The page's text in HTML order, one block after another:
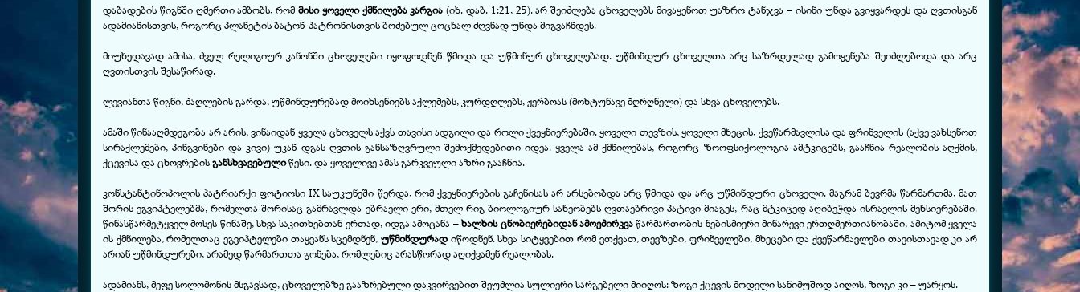
დაბადების წიგნში ღმერთი ამბობს, რომ მისი ყოველი ქმნილება კარგია (იხ. დაბ. 1:21, 25). არ შეიძლება ცხოველებს მივაყენოთ უაზრო ტანჯვა – ისინი უნდა გვიყვარდეს და ღვთისგან
ადამიანისთვის, როგორც პლანეტის ბატონ-პატრონისთვის ბოძებულ ცოცხალ ძღვნად უნდა მიგვაჩნდეს.
მიუხედავად ამისა, ძველ რელიგიურ კანონში ცხოველები იყოფოდნენ წმიდა და უწმინურ ცხოველებად. უწმინდურ ცხოველთა არც საზრდელად გამოყენება შეიძლებოდა და არც
ღვთისთვის შესაწირად.
ლევიანთა წიგნი, ძაღლების გარდა, უწმინდურებად მოიხსენიებს აქლემებს, კურდღლებს, ჟერბოას (მოხტუნავე მღრღნელი) და სხვა ცხოველებს.
ამაში წინააღმდეგობა არ არის, ვინაიდან ყველა ცხოველს აქვს თავისი ადგილი და როლი ქვეყნიერებაში. ყოველი თევზის, ყოველი მხეცის, ქვეწარმავლისა და ფრინველის (აქვე ვახსენოთ
სირაქლემები, პინგვინები და კივი) უკან დგას ღვთის განსაზღვრული შემოქმედებითი იდეა. ყველა ამ ქმნილებას, როგორც ზოოფსიქოლოგია ამტკიცებს, გააჩნია რეალობის აღქმის,
ქცევისა და ცხოვრებისგანსხვავებულიწესი. და ყოველივე ამას გარკვეული აზრი გააჩნია.
კონსტანტინოპოლის პატრიარქი ფოტიოსი IX საუკუნეში წერდა, რომ ქვეყნიერების გაჩენისას არ არსებობდა არც წმიდა და არც უწმინდური ცხოველი. მაგრამ ბევრმა წარმართმა, მათ
შორის ეგვიპტელებმა, რომელთა შორისაც გამრავლდა ებრაელი ერი, მთელ რიგ ბიოლოგიურ სახეობებს ღვთაებრივი პატივი მიაგეს, რაც მტკიცედ აღიბეჭდა ისრაელის მეხსიერებაში.
წინასწარმეტყველ მოსეს წინაშე, სხვა საკითხებთან ერთად, იდგა ამოცანა –ხალხის ცნობიერებიდან ამოეძირკვაწარმართობის ნებისმიერი მინარევი ერთღმერთიანობაში, ამიტომ ყველა
ის ქმნილება, რომელთაც ეგვიპტელები თაყვანს სცემდნენ,უწმინდურად იწოდნენ. სხვა სიტყვებით რომ ვთქვათ, თევზები, ფრინველები, მხეცები და ქვეწარმავლები თავისთავად კი არ
არიან უწმინდურები, არამედ წარმართთა გონება, რომლებიც არასწორად აღიქვამენ რეალობას.
ადამიანს, მეფე სოლომონის მსგავსად, ცხოველებზე გააზრებული დაკვირვებით შეუძლია სულიერი სარგებელი მიიღოს: ზოგი ქცევის მოდელი სანიმუშოდ აიღოს, ზოგი კი – უარყოს.